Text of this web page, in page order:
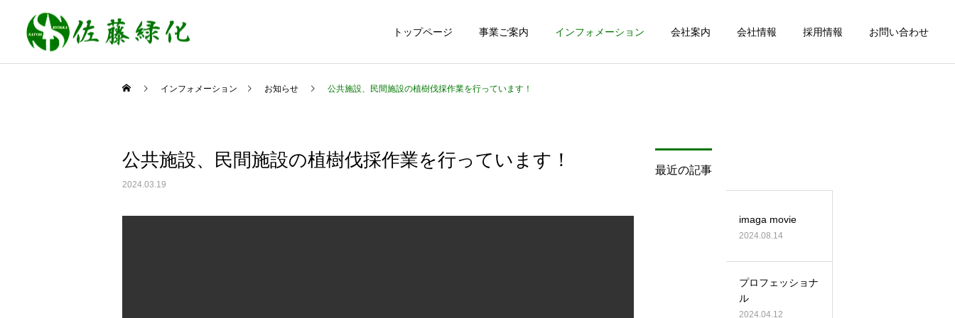
トップページ 事業ご案内 インフォメーション 会社案内 会社情報 採用情報 お問い合わせ
緑化事業 施工の流れ
imaga movie
インフォメーション お知らせ 公共施設、民間施設の植樹伐採作業を行っています！
公共施設、民間施設の植樹伐採作業を行っています！
2024.03.19
最近の記事
imaga movie
2024.08.14
プロフェッショナ
ル
2024.04.12